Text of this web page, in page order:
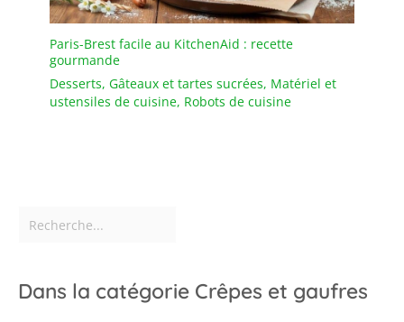
Paris-Brest facile au KitchenAid : recette
gourmande
Desserts, Gâteaux et tartes sucrées, Matériel et
ustensiles de cuisine, Robots de cuisine
Dans la catégorie Crêpes et gaufres